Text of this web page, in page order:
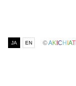
JA EN ©AK C H AT